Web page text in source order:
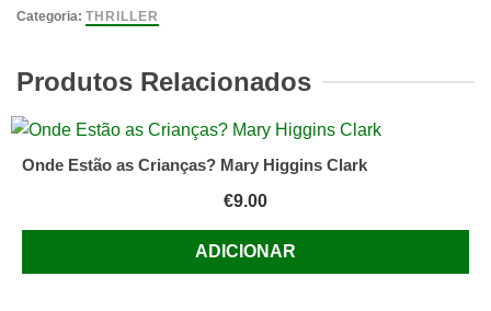
Cook,
Categoria: THRILLER
Produtos Relacionados
Onde Estão as Crianças? Mary Higgins Clark
€9.00
ADICIONAR